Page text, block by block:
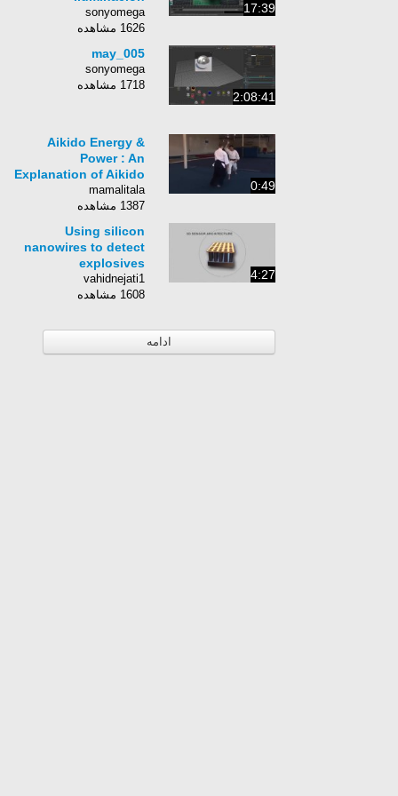
17:39
sonyomega
1626 مشاهده
2:08:41
may_005
sonyomega
1718 مشاهده
0:49
Aikido Energy &
Power : An
Explanation of Aikido
mamalitala
1387 مشاهده
4:27
Using silicon
nanowires to detect
explosives
vahidnejati1
1608 مشاهده
ادامه